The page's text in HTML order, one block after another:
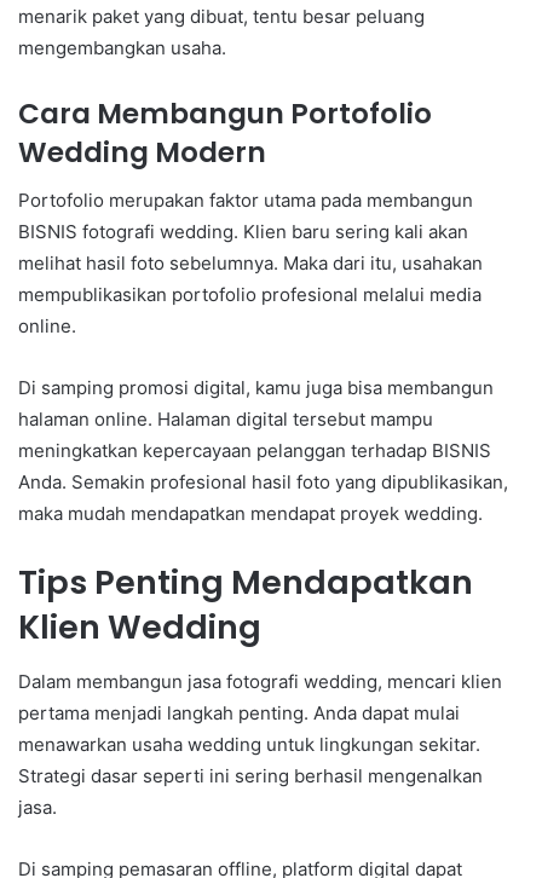
menarik paket yang dibuat, tentu besar peluang
mengembangkan usaha.
Cara Membangun Portofolio
Wedding Modern
Portofolio merupakan faktor utama pada membangun
BISNIS fotografi wedding. Klien baru sering kali akan
melihat hasil foto sebelumnya. Maka dari itu, usahakan
mempublikasikan portofolio profesional melalui media
online.
Di samping promosi digital, kamu juga bisa membangun
halaman online. Halaman digital tersebut mampu
meningkatkan kepercayaan pelanggan terhadap BISNIS
Anda. Semakin profesional hasil foto yang dipublikasikan,
maka mudah mendapatkan mendapat proyek wedding.
Tips Penting Mendapatkan
Klien Wedding
Dalam membangun jasa fotografi wedding, mencari klien
pertama menjadi langkah penting. Anda dapat mulai
menawarkan usaha wedding untuk lingkungan sekitar.
Strategi dasar seperti ini sering berhasil mengenalkan
jasa.
Di samping pemasaran offline, platform digital dapat